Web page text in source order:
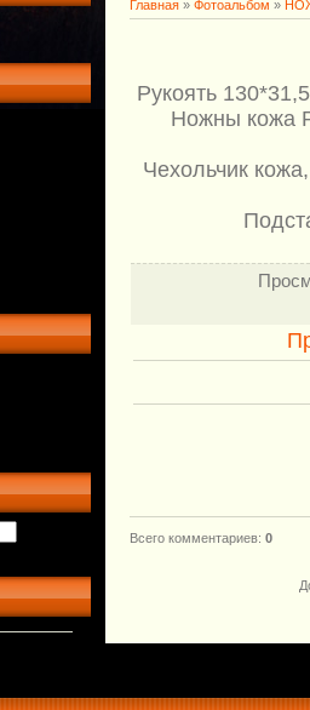
Главная » Фотоальбом »
Рукоять
Ножны кожа
Чехольчик
Всего комментариев: 0